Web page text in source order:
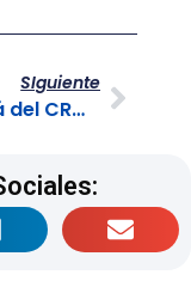
SIguiente
Más Allá del CRM: Agentes con IA y Omnicanalidad en BPO